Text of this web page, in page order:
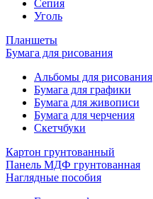
Сепия
Уголь
Планшеты
Бумага для рисования
Альбомы для рисования
Бумага для графики
Бумага для живописи
Бумага для черчения
Скетчбуки
Картон грунтованный
Панель МДФ грунтованная
Наглядные пособия